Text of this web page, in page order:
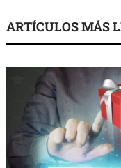
ARTÍCULOS MÁS